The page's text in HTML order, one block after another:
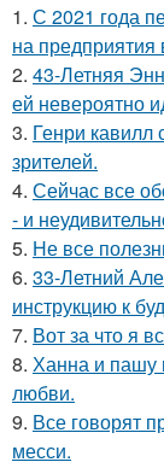
1. С 2021 года
на предприятия
2. 43-Летняя
ей невероятно
3. Генри кавилл
зрителей.
4. Сейчас все
- и
5. Не все
6. 33-Летний
инструкцию к
7. Вот за что я
8. Ханна и пашу
любви.
9. Все говорят
месси.